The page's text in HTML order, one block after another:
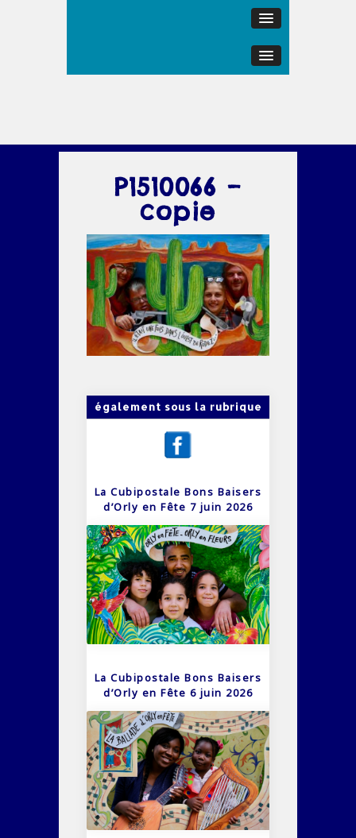
P1510066 –
copie
également sous la rubrique
La Cubipostale Bons Baisers
d’Orly en Fête 7 juin 2026
La Cubipostale Bons Baisers
d’Orly en Fête 6 juin 2026